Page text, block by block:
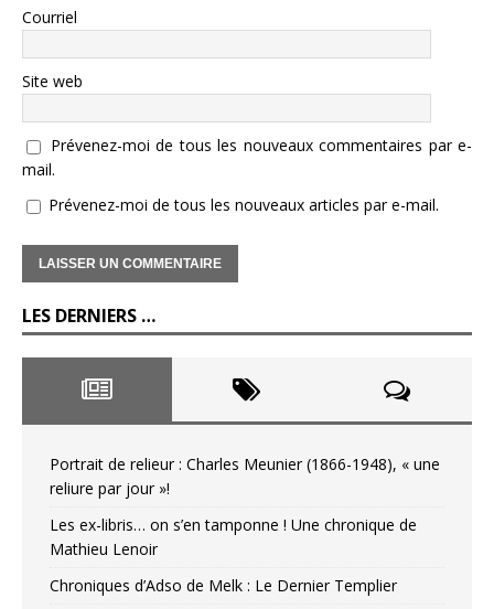
Courriel
Site web
Prévenez-moi de tous les nouveaux commentaires par e-
mail.
Prévenez-moi de tous les nouveaux articles par e-mail.
LES DERNIERS …
Portrait de relieur : Charles Meunier (1866-1948), « une
reliure par jour »!
Les ex-libris… on s’en tamponne ! Une chronique de
Mathieu Lenoir
Chroniques d’Adso de Melk : Le Dernier Templier